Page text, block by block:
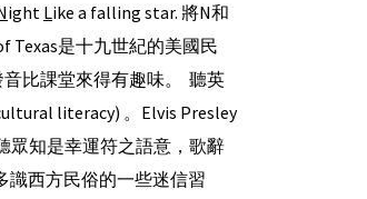
ight Like a falling star. 將N和
Texas是十九世紀的美國民
音比課堂來得有趣味。 聽英
literacy) 。Elvis Presley
眾知是幸運符之語意，歌辭
識西方民俗的一些迷信習